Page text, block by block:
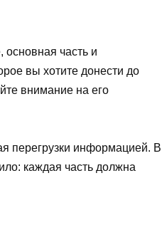
основная часть и
вы хотите донести до
внимание на его
перегрузки информацией. В
каждая часть должна